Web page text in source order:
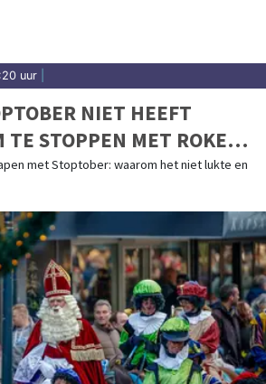
uur
NIET HEEFT
TE STOPPEN MET ROKEN
met Stoptober: waarom het niet lukte en